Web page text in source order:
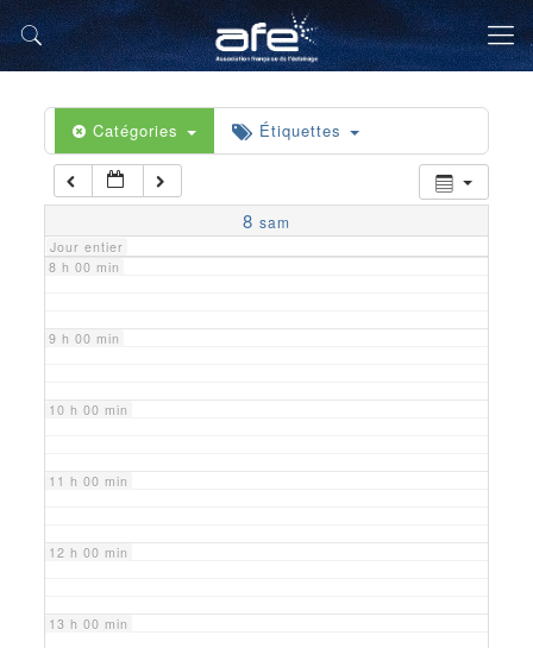
Catégories Étiquettes
8 sam
Jour entier
5 h 00 min
6 h 00 min
7 h 00 min
8 h 00 min
9 h 00 min
10 h 00 min
11 h 00 min
12 h 00 min
13 h 00 min